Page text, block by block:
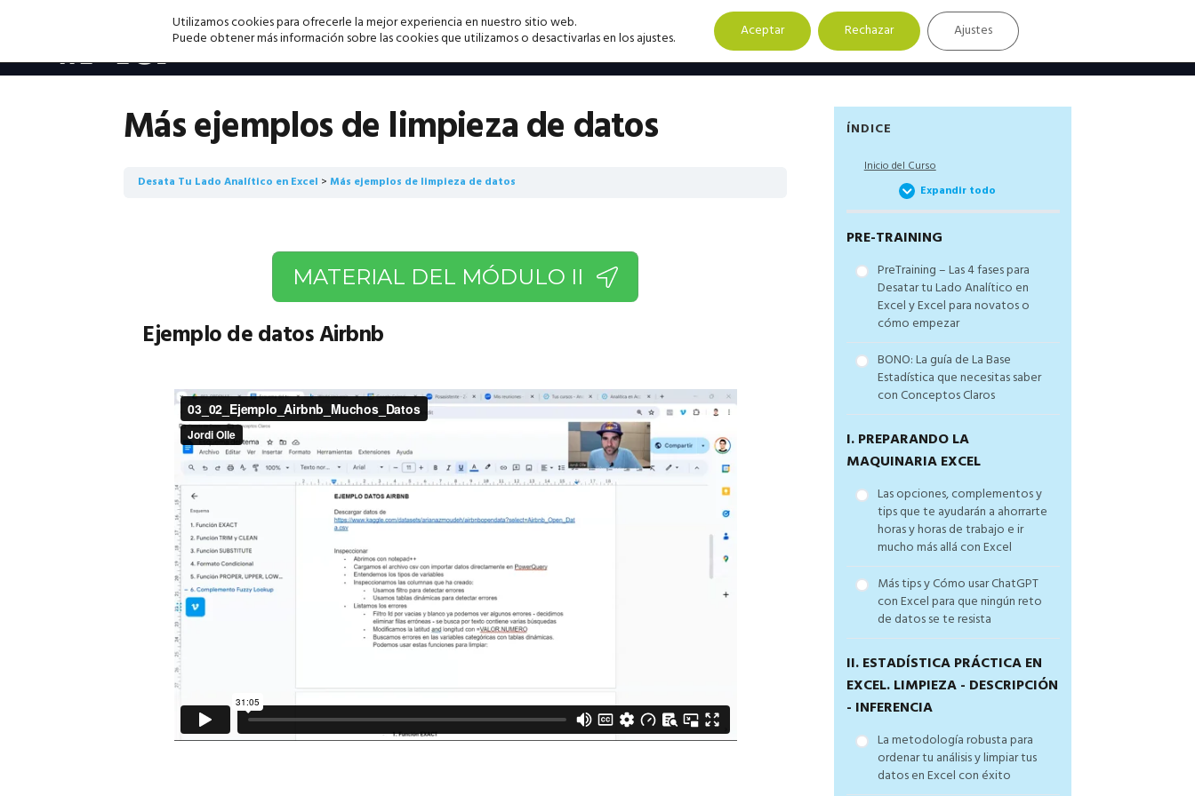
navegación
principal
barra
Más ejemplos de limpieza de datos
Desata Tu Lado Analítico en Excel Más ejemplos de limpieza de datos
MATERIAL DEL MÓDULO II
Ejemplo de datos Airbnb
Barra
lateral
principal
ÍNDICE
Inicio del Curso
Expandir todo
PRE-TRAINING
PreTraining – Las 4 fases para
Desatar tu Lado Analítico en
Excel y Excel para novatos o
cómo empezar
BONO: La guía de La Base
Estadística que necesitas saber
con Conceptos Claros
I. PREPARANDO LA
MAQUINARIA EXCEL
Las opciones, complementos y
tips que te ayudarán a ahorrarte
horas y horas de trabajo e ir
mucho más allá con Excel
Más tips y Cómo usar ChatGPT
con Excel para que ningún reto
de datos se te resista
II. ESTADÍSTICA PRÁCTICA EN
EXCEL. LIMPIEZA - DESCRIPCIÓN
- INFERENCIA
La metodología robusta para
ordenar tu análisis y limpiar tus
datos en Excel con éxito
Utilizamos cookies para ofrecerle la mejor experiencia en nuestro sitio web.
Puede obtener más información sobre las cookies que utilizamos o desactivarlas en los ajustes. Aceptar Rechazar Ajustes